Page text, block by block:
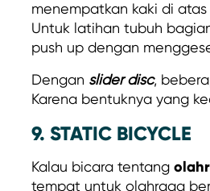
menempatkan kaki di atas
Untuk latihan tubuh
push up dengan
Dengan slider disc,
Karena bentuknya yang
9. STATIC BICYCLE
Kalau bicara tentang
tempat untuk olahraga